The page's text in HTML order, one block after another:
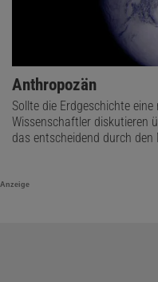
Anthropozän
Sollte die Erdgeschichte
Wissenschaftler diskutieren
das entscheidend durch
Anzeige